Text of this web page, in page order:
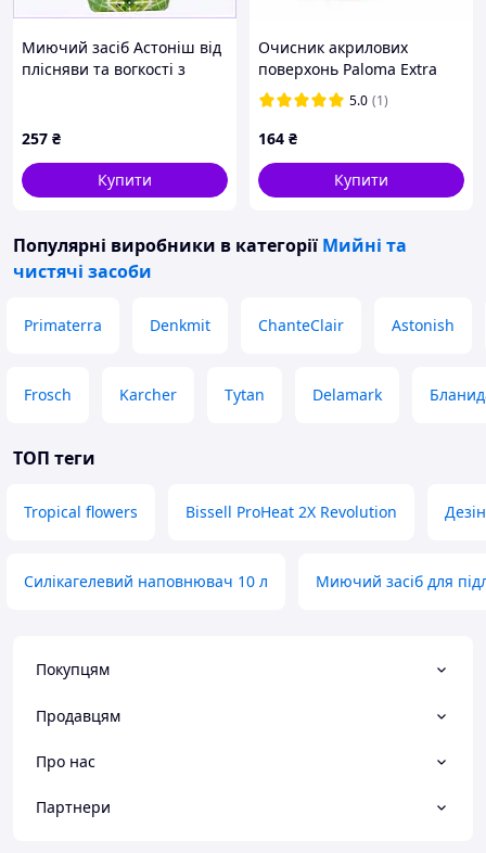
Миючий засіб Астоніш від
плісняви та вогкості з
257 ₴
Купити
Очисник акрилових
поверхонь Paloma Extra
Power 600мл5.0 (1)
164 ₴
Купити
Популярні виробники в категорії Мийні та
чистячі засоби
Primaterra Denkmit ChanteClair Astonish
Frosch Karcher Tytan Delamark
ТОП теги
Tropical flowers Bissell ProHeat 2X Revolution
Силікагелевий наповнювач 10 л Миючий засіб для
Покупцям
Продавцям
Про нас
Партнери